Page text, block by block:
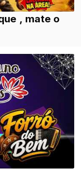
, mate o